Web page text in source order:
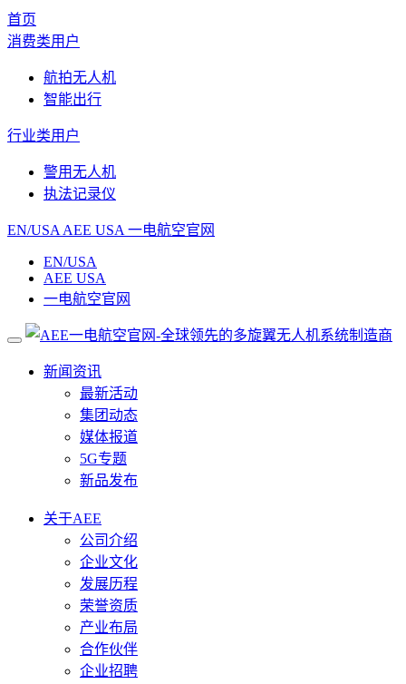
首页
消费类用户
航拍无人机
智能出行
行业类用户
警用无人机
执法记录仪
EN/USA AEE USA 一电航空官网
EN/USA
AEE USA
一电航空官网
新闻资讯
最新活动
集团动态
媒体报道
5G专题
新品发布
关于AEE
公司介绍
企业文化
发展历程
荣誉资质
产业布局
合作伙伴
企业招聘